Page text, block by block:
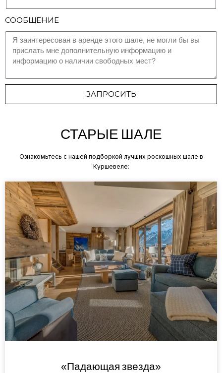
СООБЩЕНИЕ
ЗАПРОСИТЬ
СТАРЫЕ ШАЛЕ
Ознакомьтесь с нашей подборкой лучших роскошных шале в
Куршевеле:
«Падающая звезда»